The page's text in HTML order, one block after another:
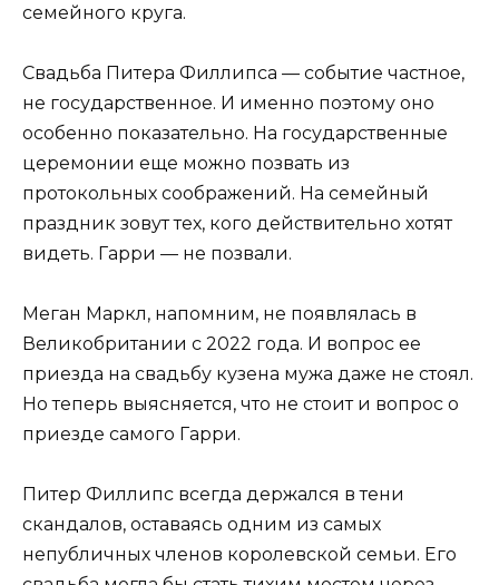
семейного круга.
Свадьба Питера Филлипса — событие частное,
не государственное. И именно поэтому оно
особенно показательно. На государственные
церемонии еще можно позвать из
протокольных соображений. На семейный
праздник зовут тех, кого действительно хотят
видеть. Гарри — не позвали.
Меган Маркл, напомним, не появлялась в
Великобритании с 2022 года. И вопрос ее
приезда на свадьбу кузена мужа даже не стоял.
Но теперь выясняется, что не стоит и вопрос о
приезде самого Гарри.
Питер Филлипс всегда держался в тени
скандалов, оставаясь одним из самых
непубличных членов королевской семьи. Его